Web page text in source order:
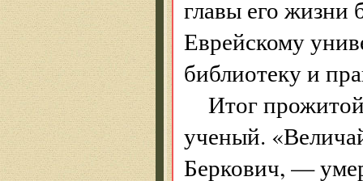
главы его жизни
Еврейскому
библиотеку и
Итог
ученый.
Беркович, —